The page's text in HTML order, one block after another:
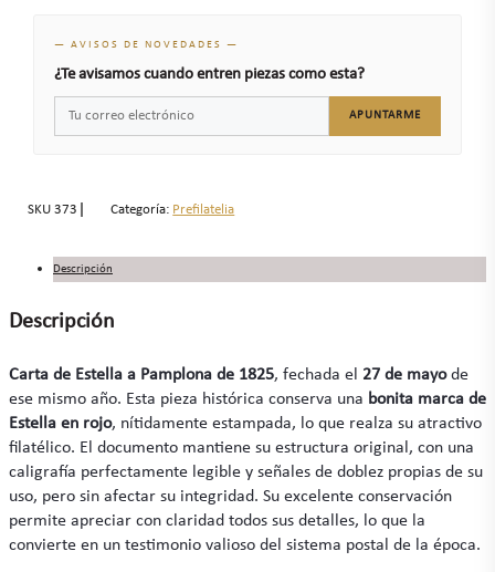
— AVISOS DE NOVEDADES —
¿Te avisamos cuando entren piezas como esta?
APUNTARME
SKU373 Categoría: Prefilatelia
Descripción
Descripción
Carta de Estella a Pamplona de 1825, fechada el 27 de mayode
ese mismo año. Esta pieza histórica conserva una bonita marca de
Estella en rojo, nítidamente estampada, lo que realza su atractivo
filatélico. El documento mantiene su estructura original, con una
caligrafía perfectamente legible y señales de doblez propias de su
uso, pero sin afectar su integridad. Su excelente conservación
permite apreciar con claridad todos sus detalles, lo que la
convierte en un testimonio valioso del sistema postal de la época.